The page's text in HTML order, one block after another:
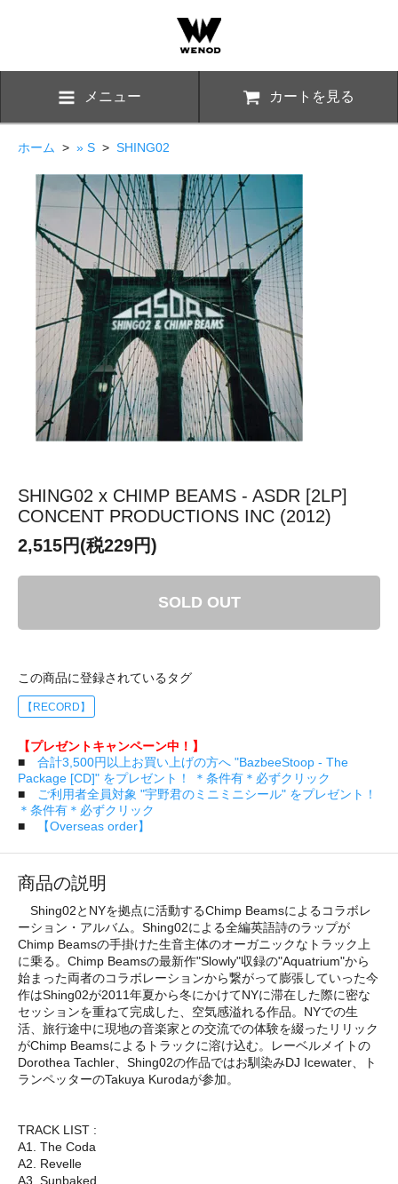
メニュー カートを見る
ホーム > » S > SHING02
SHING02 x CHIMP BEAMS - ASDR [2LP]
CONCENT PRODUCTIONS INC (2012)
2,515円(税229円)
SOLD OUT
この商品に登録されているタグ
【RECORD】
【プレゼントキャンペーン中！】
■ 合計3,500円以上お買い上げの方へ "BazbeeStoop - The
Package [CD]" をプレゼント！ ＊条件有＊必ずクリック
■
ご利用者全員対象 "宇野君のミニミニシール" をプレゼント！
＊条件有＊必ずクリック
■
【Overseas order】
商品の説明
Shing02とNYを拠点に活動するChimp Beamsによるコラボレ
ーション・アルバム。Shing02による全編英語詩のラップが
Chimp Beamsの手掛けた生音主体のオーガニックなトラック上
に乗る。Chimp Beamsの最新作"Slowly"収録の"Aquatrium"から
始まった両者のコラボレーションから繋がって膨張していった今
作はShing02が2011年夏から冬にかけてNYに滞在した際に密な
セッションを重ねて完成した、空気感溢れる作品。NYでの生
活、旅行途中に現地の音楽家との交流での体験を綴ったリリック
がChimp Beamsによるトラックに溶け込む。レーベルメイトの
Dorothea Tachler、Shing02の作品ではお馴染みDJ Icewater、ト
ランペッターのTakuya Kurodaが参加。
TRACK LIST :
A1. The Coda
A2. Revelle
A3. Sunbaked